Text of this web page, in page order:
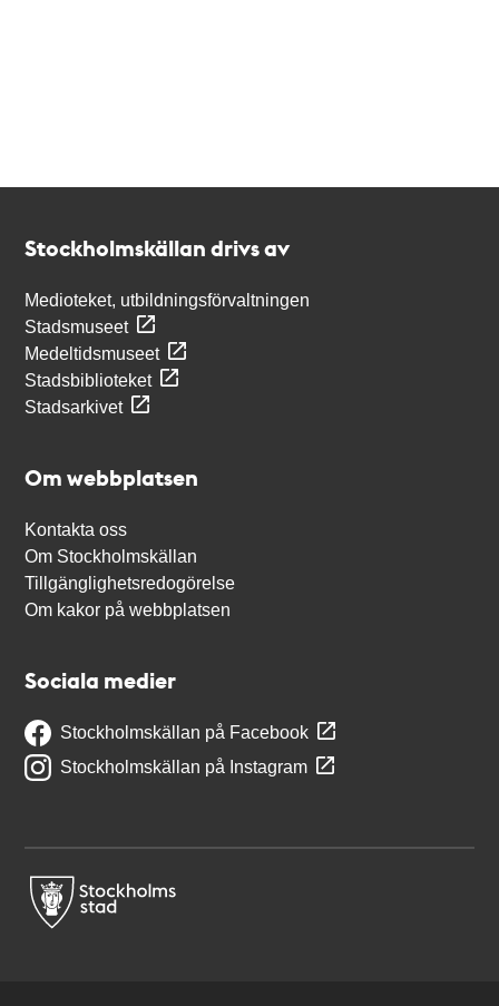
Stockholmskällan drivs av
Medioteket, utbildningsförvaltningen
Stadsmuseet
Medeltidsmuseet
Stadsbiblioteket
Stadsarkivet
Om webbplatsen
Kontakta oss
Om Stockholmskällan
Tillgänglighetsredogörelse
Om kakor på webbplatsen
Sociala medier
Stockholmskällan på Facebook
Stockholmskällan på Instagram